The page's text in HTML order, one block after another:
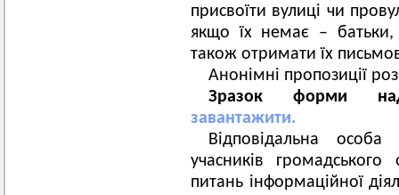
присвоїти вулиці чи
якщо їх немає – батьки,
також отримати їх
Анонімні пропозиції
Зразок форми
завантажити.
Відповідальна
учасників
питань інформаційної